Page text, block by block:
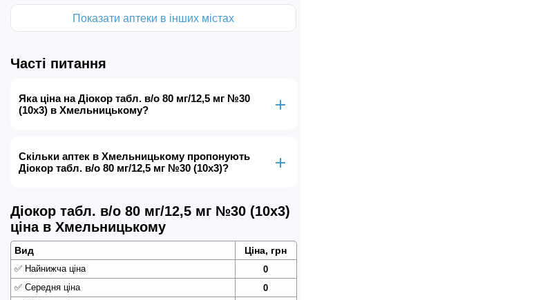
Показати аптеки в інших містах
Часті питання
Яка ціна на Діокор табл. в/о 80 мг/12,5 мг №30
(10х3) в Хмельницькому?
Скільки аптек в Хмельницькому пропонують
Діокор табл. в/о 80 мг/12,5 мг №30 (10х3)?
Діокор табл. в/о 80 мг/12,5 мг №30 (10х3)
ціна в Хмельницькому
Вид Ціна, грн
✅ Найнижча ціна
0
✅ Середня ціна
0